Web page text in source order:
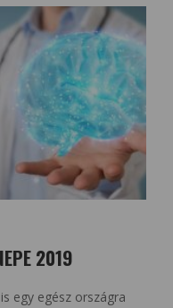
2019
egy egész országra